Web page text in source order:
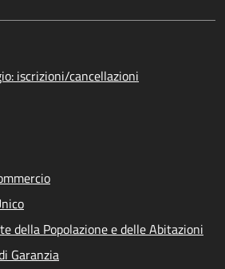
iscrizioni/cancellazioni
della Popolazione e delle Abitazioni
Garanzia